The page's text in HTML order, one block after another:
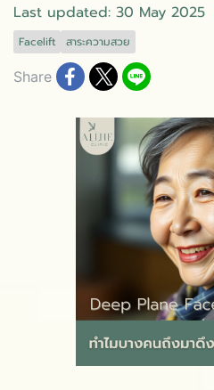
Last updated: 30 May 2025
Facelift สาระความสวย
Share